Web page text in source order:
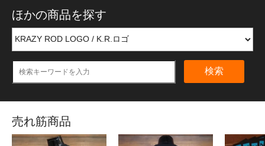
ほかの商品を探す
検索
売れ筋商品